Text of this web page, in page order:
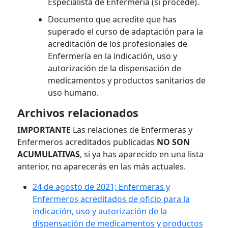
Documento que acredite que has
superado el curso de adaptación para la
acreditación de los profesionales de
Enfermería en la indicación, uso y
autorización de la dispensación de
medicamentos y productos sanitarios de
uso humano.
Archivos relacionados
IMPORTANTE Las relaciones de Enfermeras y
Enfermeros acreditados publicadas NO SON
ACUMULATIVAS, si ya has aparecido en una lista
anterior, no aparecerás en las más actuales.
24 de agosto de 2021; Enfermeras y
Enfermeros acreditados de oficio para la
indicación, uso y autorización de la
dispensación de medicamentos y productos